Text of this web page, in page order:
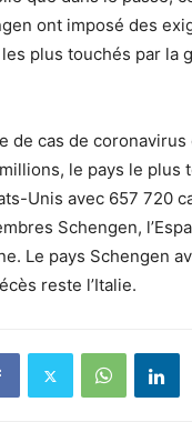
ont imposé des
plus touchés par la
de cas de coronavirus
le pays le plus
Unis avec 657 720
Schengen,
Le pays Schengen
reste l’Italie.